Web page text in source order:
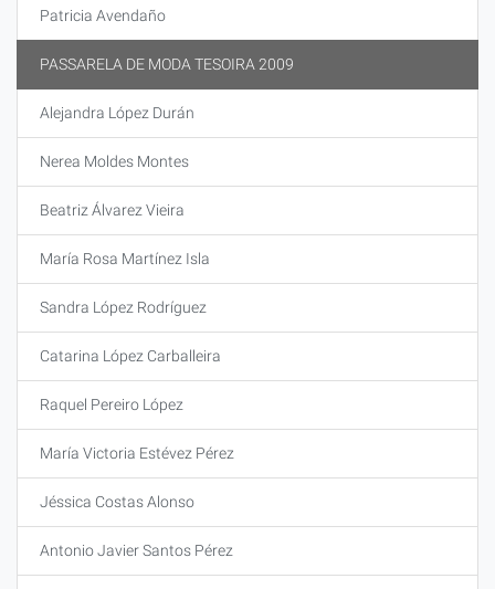
Patricia Avendaño
PASSARELA DE MODA TESOIRA 2009
Alejandra López Durán
Nerea Moldes Montes
Beatriz Álvarez Vieira
María Rosa Martínez Isla
Sandra López Rodríguez
Catarina López Carballeira
Raquel Pereiro López
María Victoria Estévez Pérez
Jéssica Costas Alonso
Antonio Javier Santos Pérez